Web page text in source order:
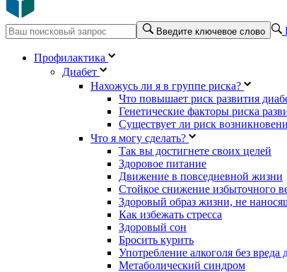
Введите ключевое слово
Профилактика
Диабет
Нахожусь ли я в группе риска?
Что повышает риск развития
Генетические факторы риска
Существует ли риск
Что я могу сделать?
Так вы достигнете своих целей
Здоровое питание
Движение в повседневной жизни
Стойкое снижение избыточного
Здоровый образ жизни, не
Как избежать стресса
Здоровый сон
Бросить курить
Употребление алкоголя без вреда
Метаболический синдром